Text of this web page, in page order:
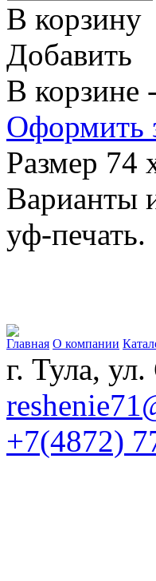
В корзину
Добавить
В корзине
Оформить
Размер 74
Варианты
уф-печать.
Главная О компании
г. Тула,
+7(4872)